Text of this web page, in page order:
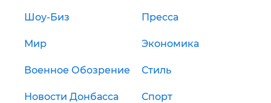
Шоу-Биз Пресса
Мир Экономика
Военное Обозрение Стиль
Новости Донбасса Спорт